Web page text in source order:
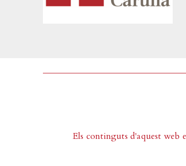
Els continguts d'aquest web